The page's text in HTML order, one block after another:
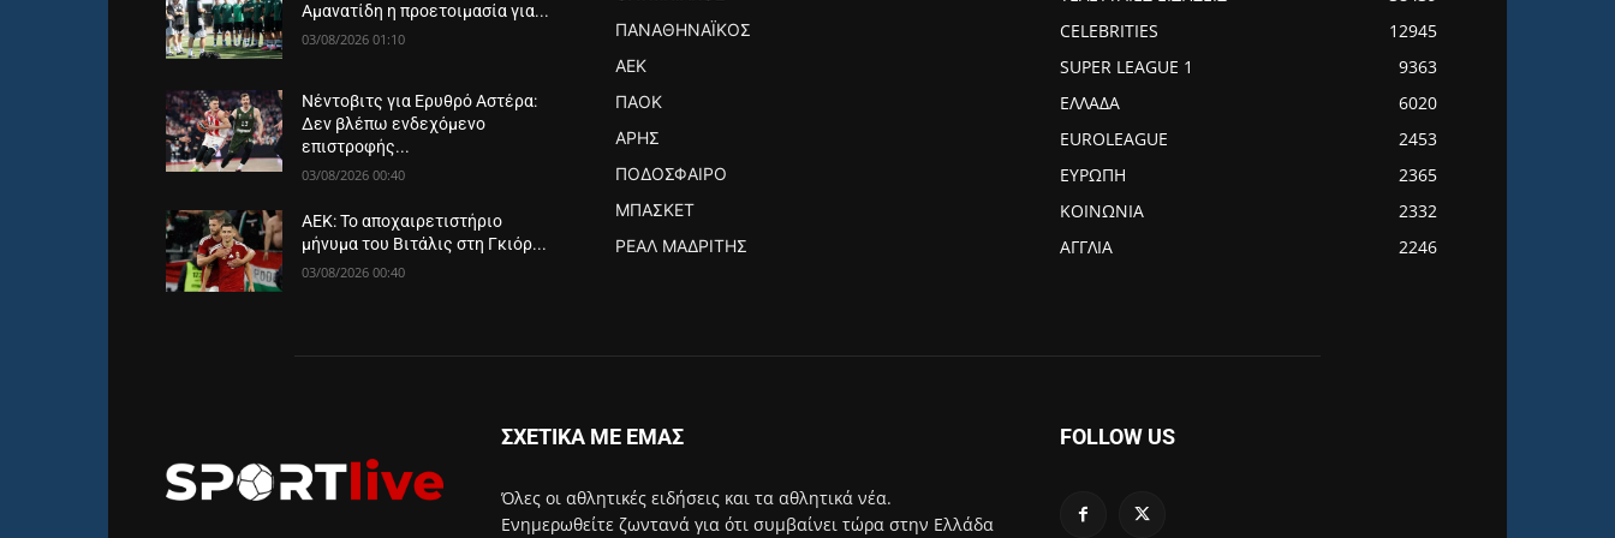
Αμανατίδη η προετοιμασία για...
03/08/2026 01:10
Νέντοβιτς για Ερυθρό Αστέρα:
Δεν βλέπω ενδεχόμενο
επιστροφής...
03/08/2026 00:40
ΑΕΚ: Το αποχαιρετιστήριο
μήνυμα του Βιτάλις στη Γκιόρ...
03/08/2026 00:40
ΠΑΝΑΘΗΝΑΪΚΌΣ
ΑΕΚ
ΠΑΟΚ
ΆΡΗΣ
ΠΟΔΌΣΦΑΙΡΟ
ΜΠΆΣΚΕΤ
ΡΕΆΛ ΜΑΔΡΊΤΗΣ
CELEBRITIES
12945
SUPER LEAGUE 1
9363
ΕΛΛΑΔΑ
6020
EUROLEAGUE
2453
ΕΥΡΩΠΗ
2365
ΚΟΙΝΩΝΙΑ
2332
ΑΓΓΛΙΑ
2246
ΣΧΕΤΙΚΑ ΜΕ ΕΜΑΣ
Όλες οι αθλητικές ειδήσεις και τα αθλητικά νέα.
Ενημερωθείτε ζωντανά για ότι συμβαίνει τώρα στην Ελλάδα
FOLLOW US